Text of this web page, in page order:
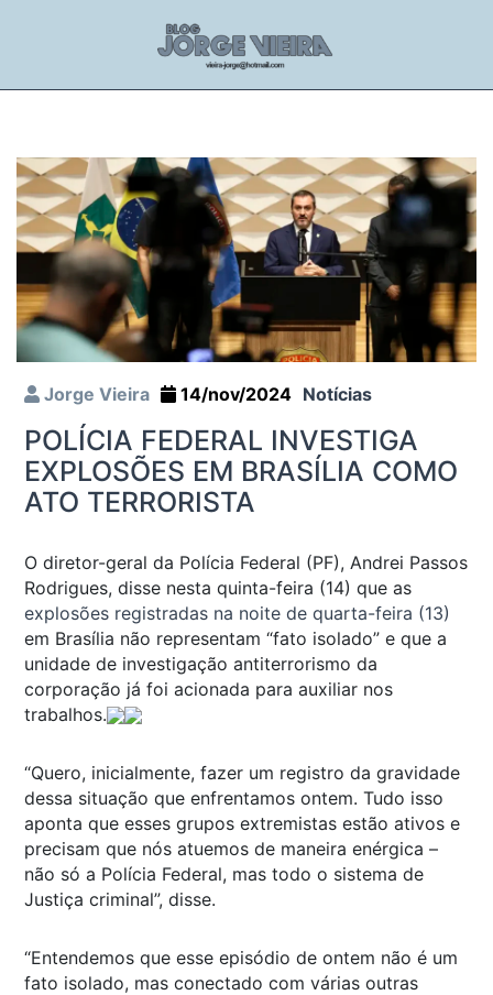
Jorge Vieira 14/nov/2024 Notícias
POLÍCIA FEDERAL INVESTIGA
EXPLOSÕES EM BRASÍLIA COMO
ATO TERRORISTA
O diretor-geral da Polícia Federal (PF), Andrei Passos
Rodrigues, disse nesta quinta-feira (14) que as
explosões registradas na noite de quarta-feira (13)
em Brasília não representam “fato isolado” e que a
unidade de investigação antiterrorismo da
corporação já foi acionada para auxiliar nos
trabalhos.
“Quero, inicialmente, fazer um registro da gravidade
dessa situação que enfrentamos ontem. Tudo isso
aponta que esses grupos extremistas estão ativos e
precisam que nós atuemos de maneira enérgica –
não só a Polícia Federal, mas todo o sistema de
Justiça criminal”, disse.
“Entendemos que esse episódio de ontem não é um
fato isolado, mas conectado com várias outras